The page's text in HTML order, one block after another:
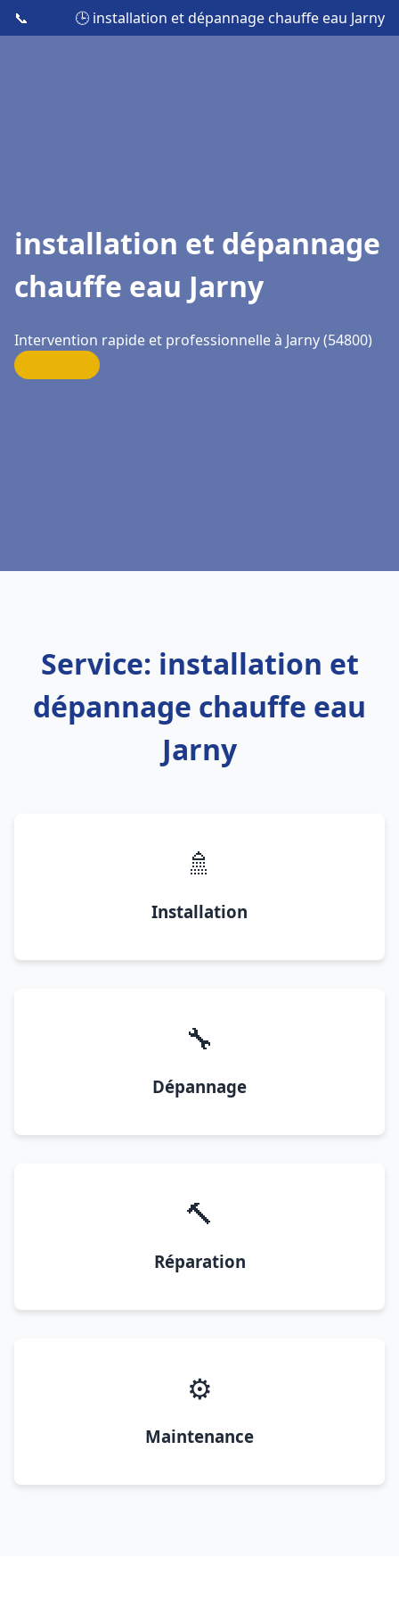
📞 🕒 installation et dépannage chauffe eau Jarny
installation et dépannage
chauffe eau Jarny
Intervention rapide et professionnelle à Jarny (54800)
Service: installation et
dépannage chauffe eau
Jarny
🚿
Installation
🔧
Dépannage
🔨
Réparation
⚙️
Maintenance